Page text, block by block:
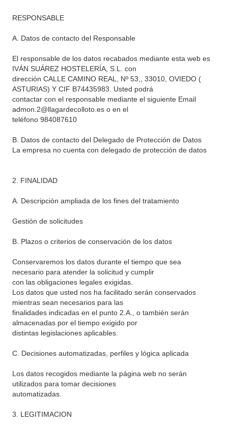
RESPONSABLE
A. Datos de contacto del Responsable
El responsable de los datos recabados mediante esta web es
IVÁN SUÁREZ HOSTELERÍA, S.L. con
dirección CALLE CAMINO REAL, Nº 53,, 33010, OVIEDO (
ASTURIAS) Y CIF B74435983. Usted podrá
contactar con el responsable mediante el siguiente Email
admon.2@llagardecolloto.es o en el
teléfono 984087610
B. Datos de contacto del Delegado de Protección de Datos
La empresa no cuenta con delegado de protección de datos
2. FINALIDAD
A. Descripción ampliada de los fines del tratamiento
Gestión de solicitudes
B. Plazos o criterios de conservación de los datos
Conservaremos los datos durante el tiempo que sea
necesario para atender la solicitud y cumplir
con las obligaciones legales exigidas.
Los datos que usted nos ha facilitado serán conservados
mientras sean necesarios para las
finalidades indicadas en el punto 2.A., o también serán
almacenadas por el tiempo exigido por
distintas legislaciones aplicables.
C. Decisiones automatizadas, perfiles y lógica aplicada
Los datos recogidos mediante la página web no serán
utilizados para tomar decisiones
automatizadas.
3. LEGITIMACION